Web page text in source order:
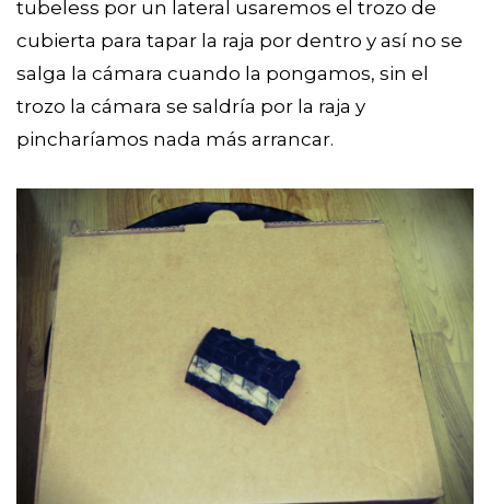
tubeless por un lateral usaremos el trozo de
cubierta para tapar la raja por dentro y así no se
salga la cámara cuando la pongamos, sin el
trozo la cámara se saldría por la raja y
pincharíamos nada más arrancar.